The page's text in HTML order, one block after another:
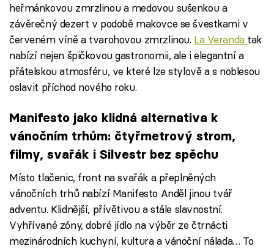
heřmánkovou zmrzlinou a medovou sušenkou a
závěrečný dezert v podobě makovce se švestkami v
červeném víně a tvarohovou zmrzlinou. La Veranda tak
nabízí nejen špičkovou gastronomii, ale i elegantní a
přátelskou atmosféru, ve které lze stylově a s noblesou
oslavit příchod nového roku.
Manifesto jako klidná alternativa k
vánočním trhům: čtyřmetrový strom,
filmy, svařák i Silvestr bez spěchu
Místo tlačenic, front na svařák a přeplněných
vánočních trhů nabízí Manifesto Anděl jinou tvář
adventu. Klidnější, přívětivou a stále slavnostní.
Vyhřívané zóny, dobré jídlo na výběr ze čtrnácti
mezinárodních kuchyní, kultura a vánoční nálada… To